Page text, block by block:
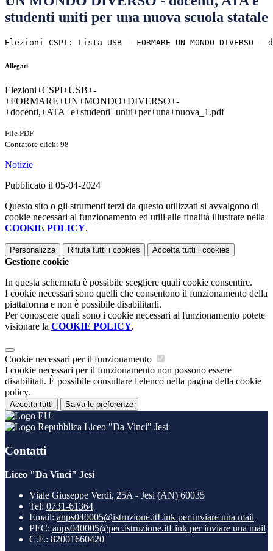
studenti uniti per una nuova scuola statale
Elezioni CSPI: Lista USB - FORMARE UN MONDO
Allegati
Elezioni+CSPI+USB+-
+FORMARE+UN+MONDO+DIVERSO+-
+docenti,+ATA+e+studenti+uniti+per+una+nuova_1.pdf
File PDF
Contatore click: 98
Notizie
Pubblicato il 05-04-2024
Questo sito o gli strumenti terzi da questo utilizzati si avvalgono di
cookie necessari al funzionamento ed utili alle finalità illustrate nella
COOKIE POLICY.
Personalizza Rifiuta tutti i cookies Accetta tutti i cookies
Gestione cookie
In questa schermata è possibile scegliere quali cookie consentire.
I cookie necessari sono quelli che consentono il funzionamento della
piattaforma e non è possibile disabilitarli.
Per conoscere quali sono i cookie necessari al funzionamento potete
visionare la COOKIE POLICY.
Cookie necessari per il funzionamento
I cookie necessari per il funzionamento non possono essere
disabilitati. È possibile consultare l'elenco nella pagina della cookie
policy.
Accetta tutti Salva le preferenze
Liceo "Da Vinci" Jesi
Contatti
Liceo "Da Vinci" Jesi
Viale Giuseppe Verdi, 25A - Jesi (AN) 60035
Tel: 0731-61364
Email: anps040005@istruzione.itLink per inviare una mail
PEC: anps040005@pec.istruzione.itLink per inviare una mail
C.F.: 82001660420